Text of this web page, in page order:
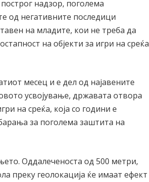
надзор, поголема
од негативните последици
на младите, кои не треба да
на објекти за игри на среќа
месец и е дел од најавените
усвојување, државата отвора
на среќа, која со години е
за поголема заштита на
Оддалеченоста од 500 метри,
преку геолокација ќе имаат ефект